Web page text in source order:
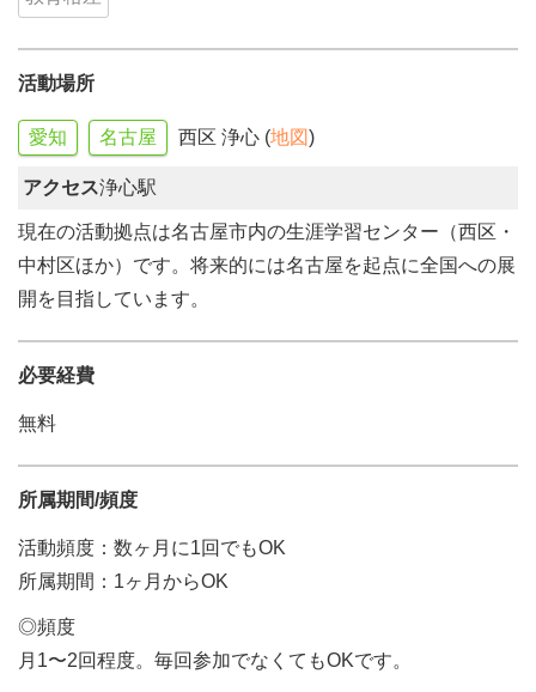
活動場所
愛知 名古屋 西区 浄心 (地図)
アクセス浄心駅
現在の活動拠点は名古屋市内の生涯学習センター（西区・
中村区ほか）です。将来的には名古屋を起点に全国への展
開を目指しています。
必要経費
無料
所属期間/頻度
活動頻度：数ヶ月に1回でもOK
所属期間：1ヶ月からOK
◎頻度
月1〜2回程度。毎回参加でなくてもOKです。